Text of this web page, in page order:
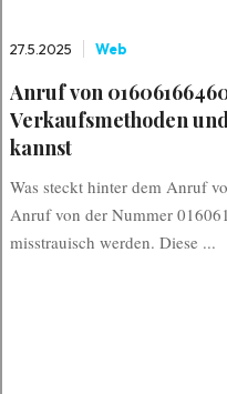
27.5.2025 Web
Anruf von
Verkaufsmethoden
kannst
Was steckt hinter dem Anruf
Anruf von der Nummer
misstrauisch werden. Diese ...